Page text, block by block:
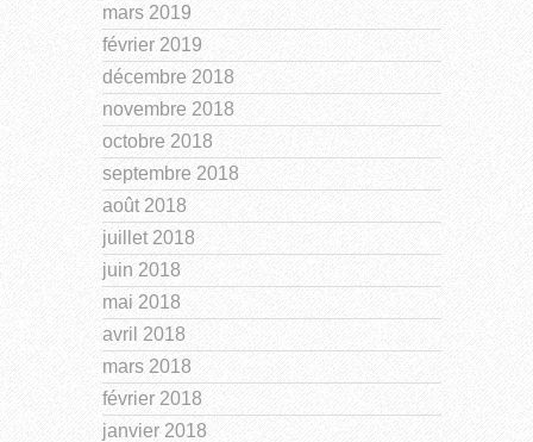
mars 2019
février 2019
décembre 2018
novembre 2018
octobre 2018
septembre 2018
août 2018
juillet 2018
juin 2018
mai 2018
avril 2018
mars 2018
février 2018
janvier 2018